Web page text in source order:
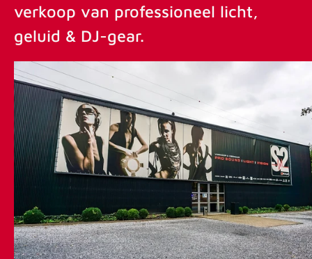
verkoop van professioneel licht,
geluid & DJ-gear.